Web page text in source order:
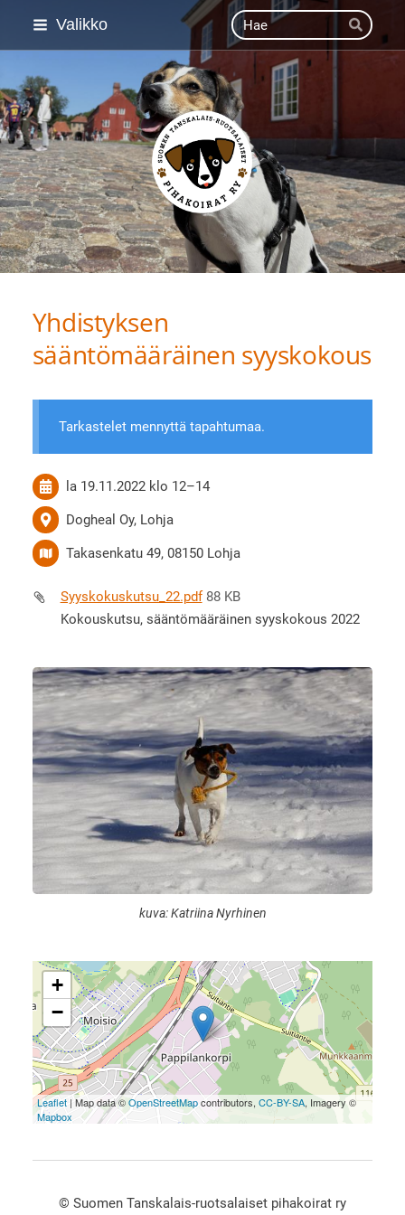
Siirry
Valikko Haku
Hae
Suomen Tanskalais-
Yhdistyksen
sääntömääräinen syyskokous
Tarkastelet mennyttä tapahtumaa.
la 19.11.2022 klo 12–14
Dogheal Oy, Lohja
Takasenkatu 49, 08150 Lohja
Syyskokuskutsu_22.pdf 88 KB
Kokouskutsu, sääntömääräinen syyskokous 2022
kuva: Katriina Nyrhinen
+
−
Leaflet| Map data ©OpenStreetMapcontributors, CC-BY-SA, Imagery ©
Mapbox
© Suomen Tanskalais-ruotsalaiset pihakoirat ry